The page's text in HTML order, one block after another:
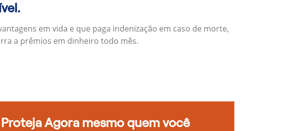
em vida e que paga indenização em caso de morte,
a prêmios em dinheiro todo mês.
Proteja Agora mesmo quem você